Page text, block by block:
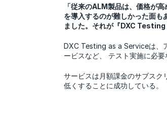
「従来のALM製品は、価格が
を導入するのが難しかった面
ました。それが『DXC
DXC Testing as a Serviceは、
ービスなど、 テスト実施に必
サービスは月額課金のサブスク
低くすることに成功している。